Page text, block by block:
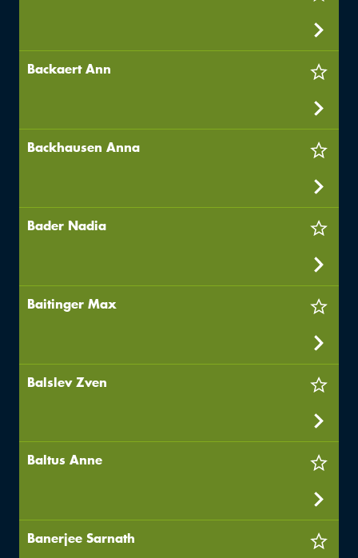
Backaert Ann
Backhausen Anna
Bader Nadia
Baitinger Max
Balslev Zven
Baltus Anne
Banerjee Sarnath